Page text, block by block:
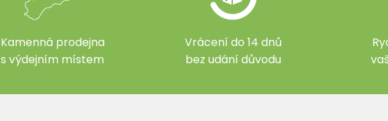
Kamenná prodejna
s výdejním místem
Vrácení do 14 dnů
bez udání důvodu